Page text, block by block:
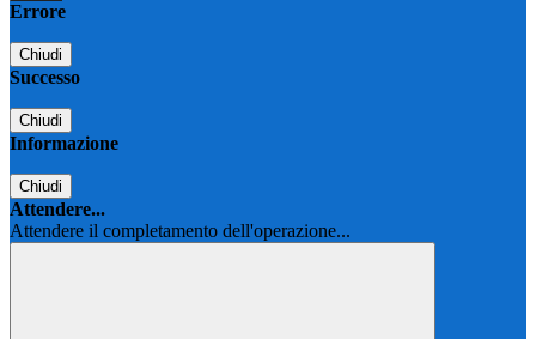
Errore
Chiudi
Successo
Chiudi
Informazione
Chiudi
Attendere...
Attendere il completamento dell'operazione...